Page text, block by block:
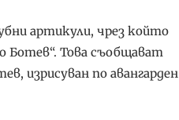
артикули, чрез който
Ботев“. Това съобщават
изрисуван по авангарден